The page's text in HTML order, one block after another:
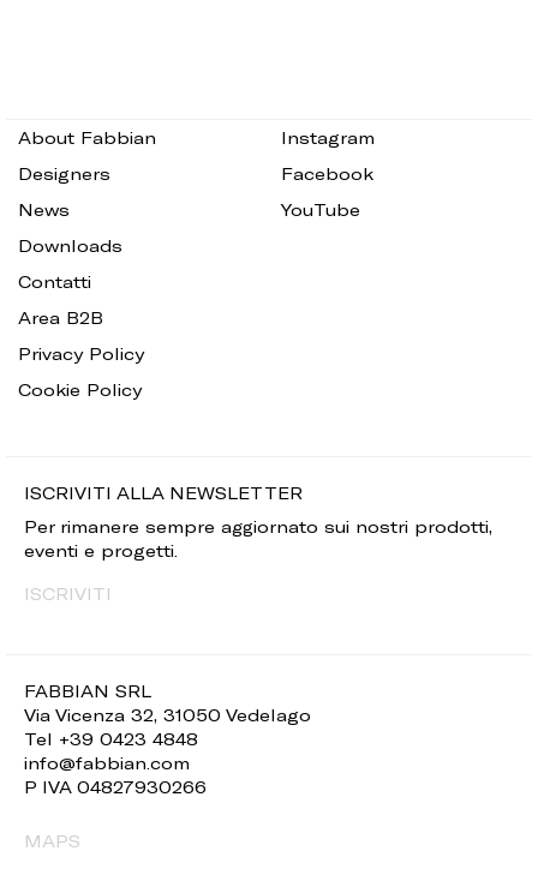
FABBIAN SRL
Via Vicenza 32, 31050 Vedelago
Tel +39 0423 4848
info@fabbian.com
P IVA 04827930266
MAPS
About Fabbian
Designers
News
Downloads
Contatti
Area B2B
Privacy Policy
Cookie Policy
Instagram
Facebook
YouTube
ISCRIVITI ALLA NEWSLETTER
Per rimanere sempre aggiornato sui nostri prodotti,
eventi e progetti.
ISCRIVITI